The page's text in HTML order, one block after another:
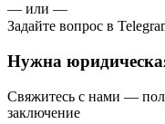
— или —
Задайте вопрос в
Нужна
Свяжитесь с нами —
заключение